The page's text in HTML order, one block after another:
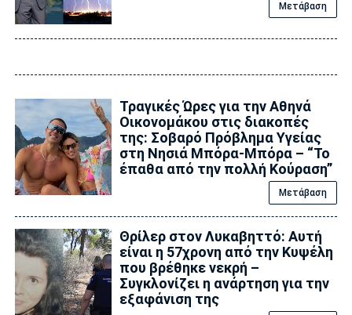
Μετάβαση
Τραγικές Ώρες για την Αθηνά
Οικονομάκου στις διακοπές
της: Σοβαρό Πρόβλημα Υγείας
στη Νησιά Μπόρα-Μπόρα – “Το
έπαθα από την πολλή Κούραση”
Μετάβαση
Θρίλερ στον Λυκαβηττό: Αυτή
είναι η 57χρονη από την Κυψέλη
που βρέθηκε νεκρή –
Συγκλονίζει η ανάρτηση για την
εξαφάνιση της